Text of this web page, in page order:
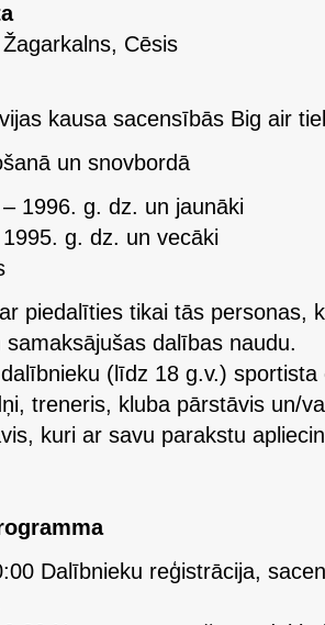
Cēsis
kausa sacensībās Big air
un snovbordā
1996. g. dz. un jaunāki
g. dz. un vecāki
piedalīties tikai tās personas,
samaksājušas dalības naudu.
(līdz 18 g.v.)
treneris, kluba pārstāvis un/
kuri ar savu parakstu
Dalībnieku reģistrācija,